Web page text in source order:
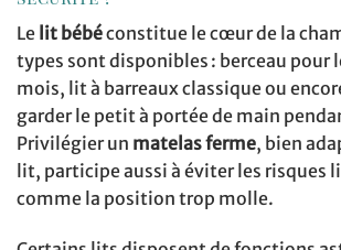
Le lit bébéconstitue le cœur de la
types sont disponibles : berceau pour
mois, lit à barreaux classique ou
garder le petit à portée de main
Privilégier un matelas ferme, bien
lit, participe aussi à éviter les risques
comme la position trop molle.